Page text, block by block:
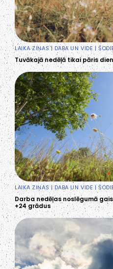
LAIKA ZIŅAS|DABA UN VIDE |
Tuvākajā nedēļā tikai pāris
LAIKA ZIŅAS|DABA UN VIDE |
Darba nedēļas noslēgumā
+24 grādus